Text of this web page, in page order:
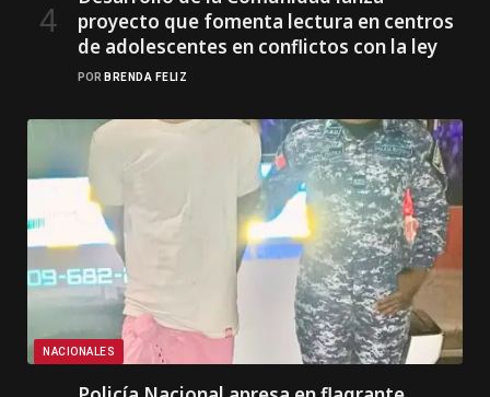
proyecto que fomenta lectura en centros
de adolescentes en conflictos con la ley
POR BRENDA FELIZ
NACIONALES